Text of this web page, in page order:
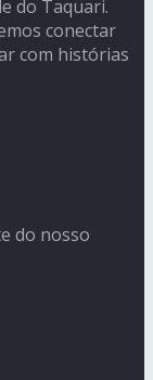
do Taquari.
conectar
com histórias
do nosso